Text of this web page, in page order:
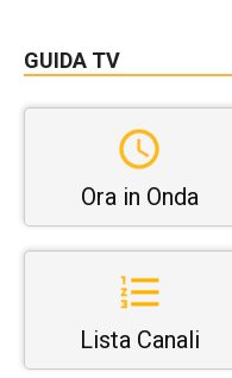
GUIDA TV
Ora in Onda
Lista Canali